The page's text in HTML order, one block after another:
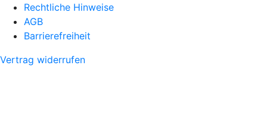
Rechtliche Hinweise
AGB
Barrierefreiheit
Vertrag widerrufen